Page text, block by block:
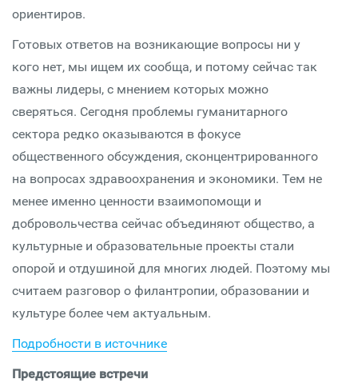
ориентиров.
Готовых ответов на возникающие вопросы ни у
кого нет, мы ищем их сообща, и потому сейчас так
важны лидеры, с мнением которых можно
сверяться. Сегодня проблемы гуманитарного
сектора редко оказываются в фокусе
общественного обсуждения, сконцентрированного
на вопросах здравоохранения и экономики. Тем не
менее именно ценности взаимопомощи и
добровольчества сейчас объединяют общество, а
культурные и образовательные проекты стали
опорой и отдушиной для многих людей. Поэтому мы
считаем разговор о филантропии, образовании и
культуре более чем актуальным.
Подробности в источнике
Предстоящие встречи